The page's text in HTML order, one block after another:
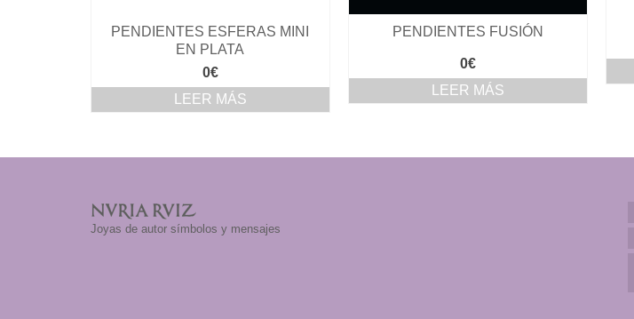
PENDIENTES ESFERAS MINI
EN PLATA
0€
LEER MÁS
PENDIENTES FUSIÓN
0€
LEER MÁS
Joyas de autor símbolos y mensajes